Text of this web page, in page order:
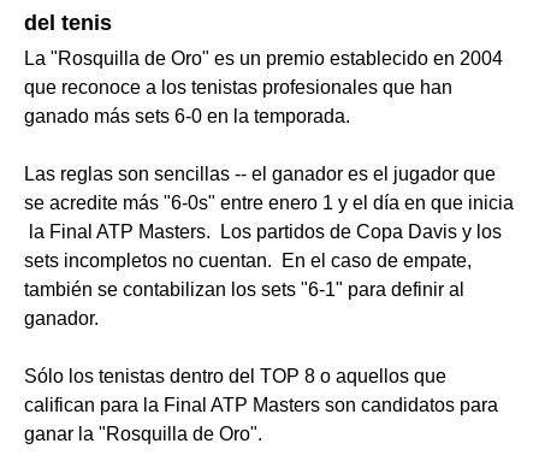
del tenis
La "Rosquilla de Oro" es un premio establecido en 2004
que reconoce a los tenistas profesionales que han
ganado más sets 6-0 en la temporada.
Las reglas son sencillas -- el ganador es el jugador que
se acredite más "6-0s" entre enero 1 y el día en que inicia
la Final ATP Masters. Los partidos de Copa Davis y los
sets incompletos no cuentan. En el caso de empate,
también se contabilizan los sets "6-1" para definir al
ganador.
Sólo los tenistas dentro del TOP 8 o aquellos que
califican para la Final ATP Masters son candidatos para
ganar la "Rosquilla de Oro".